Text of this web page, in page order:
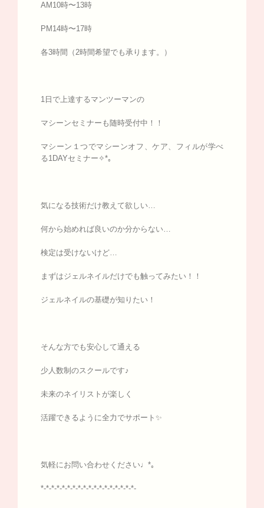
AM10時〜13時
PM14時〜17時
各3時間（2時間希望でも承ります。）
1日で上達するマンツーマンの
マシーンセミナーも随時受付中！！
マシーン１つでマシーンオフ、ケア、フィルが学べ
る1DAYセミナー✧*｡
気になる技術だけ教えて欲しい…
何から始めれば良いのか分からない…
検定は受けないけど…
まずはジェルネイルだけでも触ってみたい！！
ジェルネイルの基礎が知りたい！
そんな方でも安心して通える
少人数制のスクールです♪
未来のネイリストが楽しく
活躍できるように全力でサポート✨
気軽にお問い合わせください♩*｡
*-*-*-*-*-*-*-*-*-*-*-*-*-*-*-*-*-*-